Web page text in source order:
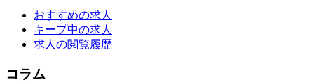
おすすめの求人
キープ中の求人
求人の閲覧履歴
コラム